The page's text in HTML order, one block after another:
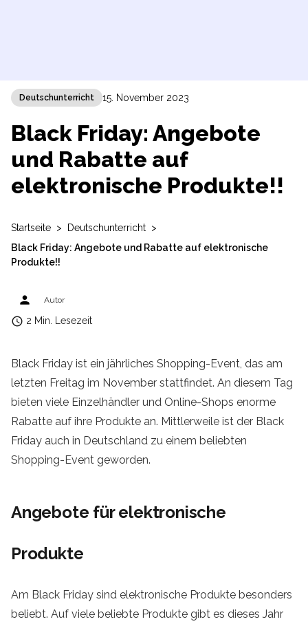
Deutschunterricht 15. November 2023
Black Friday: Angebote
und Rabatte auf
elektronische Produkte!!
Startseite > Deutschunterricht >
Black Friday: Angebote und Rabatte auf elektronische
Produkte!!
person Autor
access_time 2 Min. Lesezeit
Black Friday ist ein jährliches Shopping-Event, das am
letzten Freitag im November stattfindet. An diesem Tag
bieten viele Einzelhändler und Online-Shops enorme
Rabatte auf ihre Produkte an. Mittlerweile ist der Black
Friday auch in Deutschland zu einem beliebten
Shopping-Event geworden.
Angebote für elektronische
Produkte
Am Black Friday sind elektronische Produkte besonders
beliebt. Auf viele beliebte Produkte gibt es dieses Jahr